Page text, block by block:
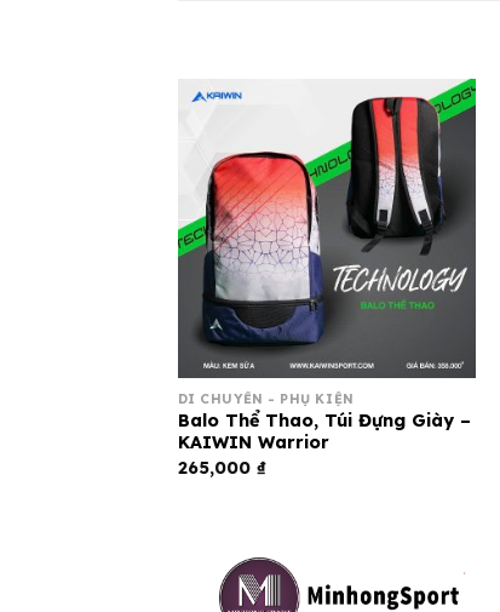
DI CHUYỂN - PHỤ KIỆN
Balo Thể Thao, Túi Đựng Giày –
KAIWIN Warrior
265,000 ₫